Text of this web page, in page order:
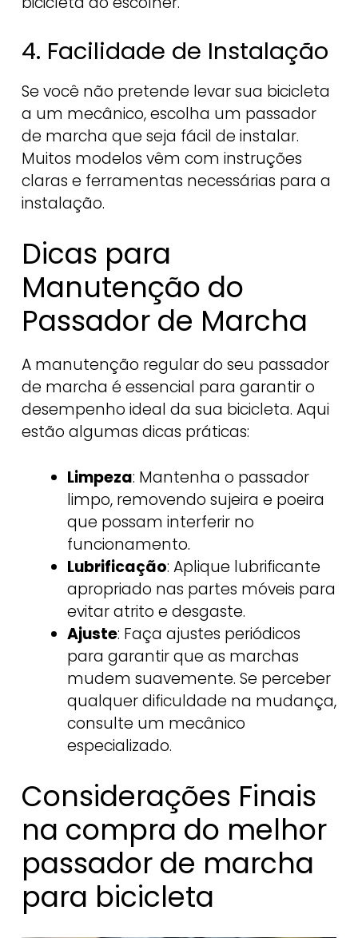
4. Facilidade de Instalação
Se você não pretende levar sua bicicleta
a um mecânico, escolha um passador
de marcha que seja fácil de instalar.
Muitos modelos vêm com instruções
claras e ferramentas necessárias para a
instalação.
Dicas para
Manutenção do
Passador de Marcha
A manutenção regular do seu passador
de marcha é essencial para garantir o
desempenho ideal da sua bicicleta. Aqui
estão algumas dicas práticas:
Limpeza: Mantenha o passador
limpo, removendo sujeira e poeira
que possam interferir no
funcionamento.
Lubrificação: Aplique lubrificante
apropriado nas partes móveis para
evitar atrito e desgaste.
Ajuste: Faça ajustes periódicos
para garantir que as marchas
mudem suavemente. Se perceber
qualquer dificuldade na mudança,
consulte um mecânico
especializado.
Considerações Finais
na compra do melhor
passador de marcha
para bicicleta